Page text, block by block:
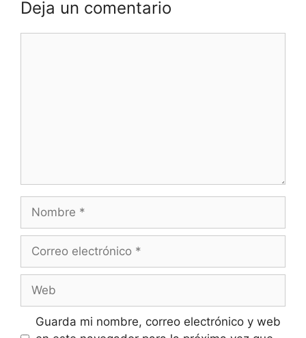
Deja un comentario
Guarda mi nombre, correo electrónico y web